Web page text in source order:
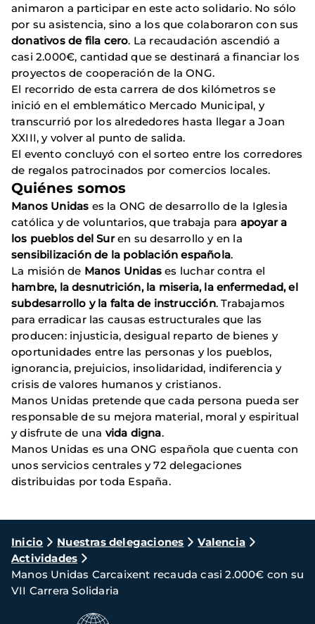
animaron a participar en este acto solidario. No sólo
por su asistencia, sino a los que colaboraron con sus
donativos de fila cero. La recaudación ascendió a
casi 2.000€, cantidad que se destinará a financiar los
proyectos de cooperación de la ONG.
El recorrido de esta carrera de dos kilómetros se
inició en el emblemático Mercado Municipal, y
transcurrió por los alrededores hasta llegar a Joan
XXIII, y volver al punto de salida.
El evento concluyó con el sorteo entre los corredores
de regalos patrocinados por comercios locales.
Quiénes somos
Manos Unidas es la ONG de desarrollo de la Iglesia
católica y de voluntarios, que trabaja para apoyar a
los pueblos del Suren su desarrollo y en la
sensibilización de la población española.
La misión de Manos Unidas es luchar contra el
hambre, la desnutrición, la miseria, la enfermedad, el
subdesarrollo y la falta de instrucción. Trabajamos
para erradicar las causas estructurales que las
producen: injusticia, desigual reparto de bienes y
oportunidades entre las personas y los pueblos,
ignorancia, prejuicios, insolidaridad, indiferencia y
crisis de valores humanos y cristianos.
Manos Unidas pretende que cada persona pueda ser
responsable de su mejora material, moral y espiritual
y disfrute de una vida digna.
Manos Unidas es una ONG española que cuenta con
unos servicios centrales y 72 delegaciones
distribuidas por toda España.
Ruta
de
navegación
Inicio Nuestras delegaciones
Valencia
Actividades
Manos Unidas Carcaixent recauda casi 2.000€ con su
VII Carrera Solidaria